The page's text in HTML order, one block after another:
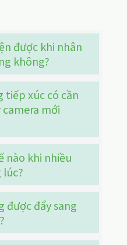
được khi nhân
không?
tiếp xúc có cần
mới
nào khi nhiều
lúc?
được đẩy sang